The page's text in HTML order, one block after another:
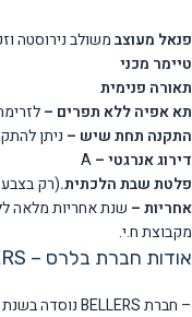
פנאל מעוצבמשולב נירוסטה
טיימר מכני
תאורה פנימית
תא אפיה ללא תפרים –
התקנה תחת שיש – ניתן
דירוג אנרגטי –
פלטת שבת הלכתית.(רק בצבע
אחריות – שנת אחריות מלאה
מקבוצת ח.י.
אודות חברת בלרס – BELLERS